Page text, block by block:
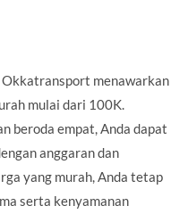
Okkatransport menawarkan
mulai dari 100K.
beroda empat, Anda dapat
anggaran dan
yang murah, Anda tetap
serta kenyamanan